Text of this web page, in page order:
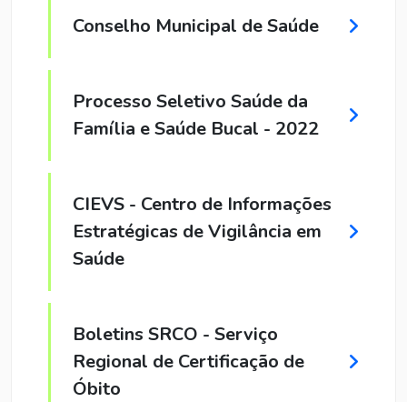
Conselho Municipal de Saúde
Processo Seletivo Saúde da
Família e Saúde Bucal - 2022
CIEVS - Centro de Informações
Estratégicas de Vigilância em
Saúde
Boletins SRCO - Serviço
Regional de Certificação de
Óbito